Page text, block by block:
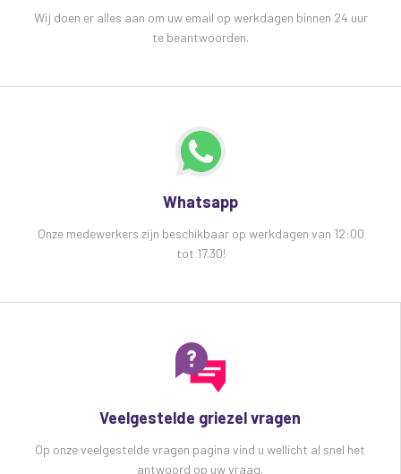
Wij doen er alles aan om uw email op werkdagen binnen 24 uur
te beantwoorden.
Whatsapp
Onze medewerkers zijn beschikbaar op werkdagen van 12:00
tot 17.30!
Veelgestelde griezel vragen
Op onze veelgestelde vragen pagina vind u wellicht al snel het
antwoord op uw vraag.